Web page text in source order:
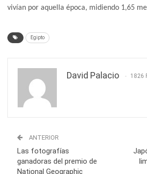
vivían por aquella época, midiendo 1,65
Egipto
David Palacio 1826
ANTERIOR
Las fotografías
ganadoras del premio de
National Geographic